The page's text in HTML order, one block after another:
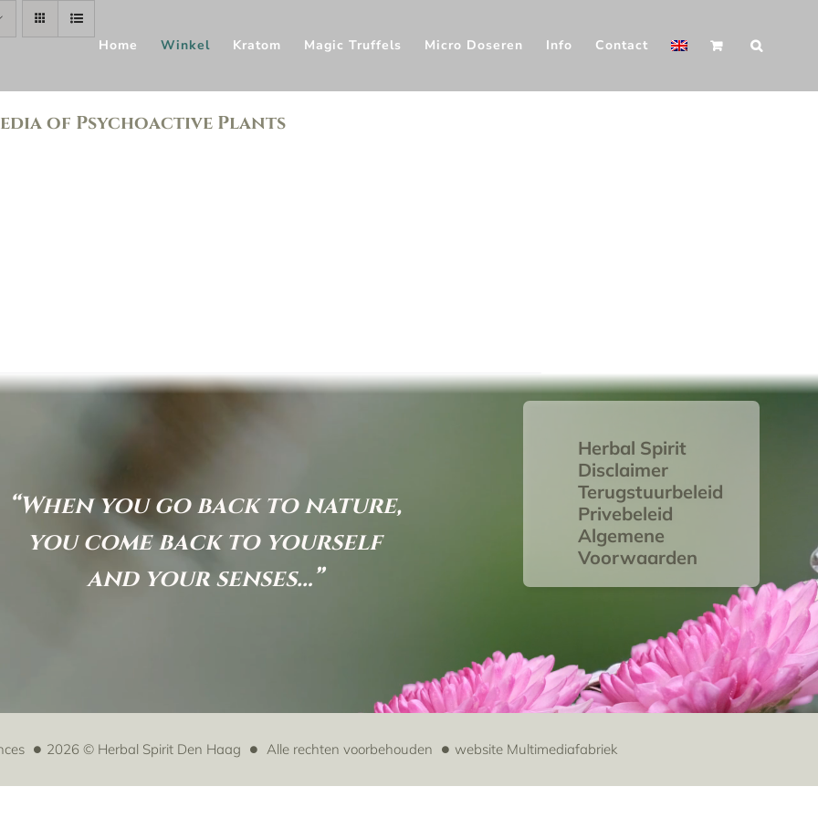
Home Winkel Kratom Magic Truffels Micro Doseren Info Contact
of Psychoactive Plants
“When you go back to nature,
you come back to yourself
and your senses…”
Herbal Spirit
Disclaimer
Terugstuurbeleid
Privebeleid
Algemene
Voorwaarden
2026 © Herbal Spirit Den Haag Alle rechten voorbehouden website Multimediafabriek